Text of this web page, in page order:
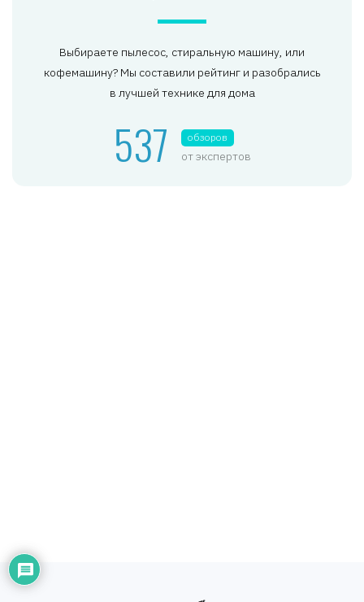
Выбираете пылесос, стиральную машину, или
кофемашину? Мы составили рейтинг и разобрались
в лучшей технике для дома
537 обзоров
от экспертов